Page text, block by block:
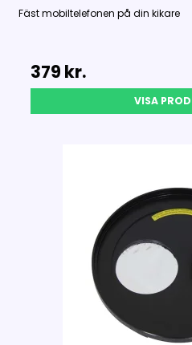
Fäst mobiltelefonen på din kikare
379 kr.
VISA